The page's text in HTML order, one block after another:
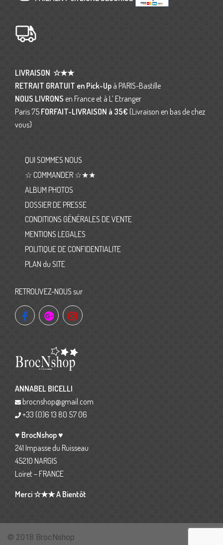
LIVRAISON ☆★★
RETRAIT GRATUIT en Pick-Up à PARIS-Bastille
NOUS LIVRONS en France et à L’ Etranger
Paris 75 FORFAIT-LIVRAISON à 35€ (Livraison en bas de chez
vous)
QUI SOMMES NOUS
☆ COMMANDER ☆★★
ALBUM PHOTOS
DOSSIER DE PRESSE
CONDITIONS GÉNÉRALES DE VENTE
MENTIONS LEGALES
POLITIQUE DE CONFIDENTIALITE
PLAN du SITE
RETROUVEZ-NOUS sur
ANNABEL BICELLI
brocnshop@gmail.com
+33 (0)6 13 80 57 06
♥ BrocNshop ♥
241 Impasse du Ruisseau
45210 NARGIS
Loiret – FRANCE
Merci ☆★★ A Bientôt
© 2018 BrocNshop